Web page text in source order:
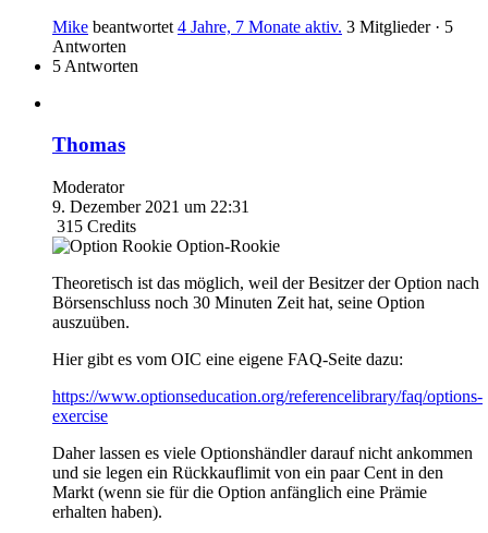
Mike beantwortet 4 Jahre, 7 Monate aktiv. 3 Mitglieder · 5
Antworten
5 Antworten
Thomas
Moderator
9. Dezember 2021 um 22:31
315 Credits
Option-Rookie
Theoretisch ist das möglich, weil der Besitzer der Option nach
Börsenschluss noch 30 Minuten Zeit hat, seine Option
auszuüben.
Hier gibt es vom OIC eine eigene FAQ-Seite dazu:
https://www.optionseducation.org/referencelibrary/faq/options-
exercise
Daher lassen es viele Optionshändler darauf nicht ankommen
und sie legen ein Rückkauflimit von ein paar Cent in den
Markt (wenn sie für die Option anfänglich eine Prämie
erhalten haben).